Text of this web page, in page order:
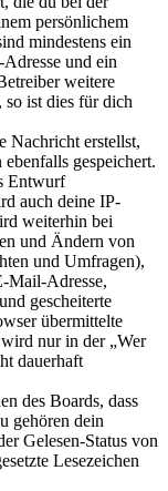
persönlichem
mindestens ein
und ein
weitere
ist dies für dich
Nachricht erstellst,
gespeichert.
Entwurf
auch deine IP-
weiterhin bei
und Ändern von
und Umfragen),
Mail-Adresse,
gescheiterte
übermittelte
nur in der „Wer
dauerhaft
des Boards, dass
gehören dein
Gelesen-Status von
Lesezeichen